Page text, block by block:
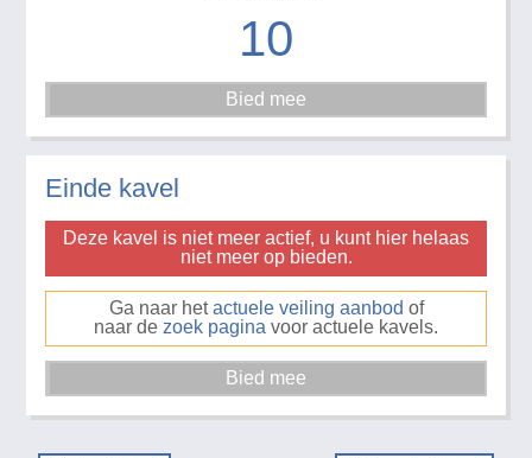
10
Einde kavel
Deze kavel is niet meer actief, u kunt hier helaas
niet meer op bieden.
Ga naar hetactuele veiling aanbod of
naar de zoek pagina voor actuele kavels.